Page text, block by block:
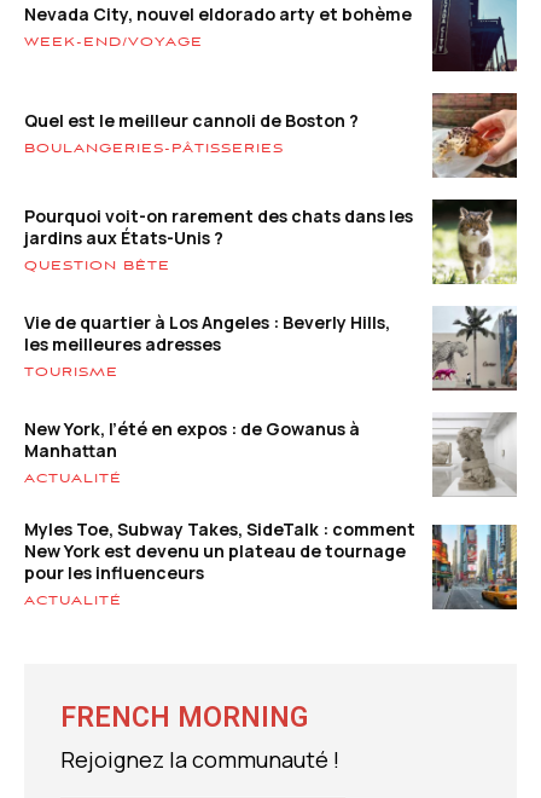
Nevada City, nouvel eldorado arty et bohème
WEEK-END/VOYAGE
Quel est le meilleur cannoli de Boston ?
BOULANGERIES-PÂTISSERIES
Pourquoi voit-on rarement des chats dans les
jardins aux États-Unis ?
QUESTION BÊTE
Vie de quartier à Los Angeles : Beverly Hills,
les meilleures adresses
TOURISME
New York, l’été en expos : de Gowanus à
Manhattan
ACTUALITÉ
Myles Toe, Subway Takes, SideTalk : comment
New York est devenu un plateau de tournage
pour les influenceurs
ACTUALITÉ
FRENCH MORNING
Rejoignez la communauté !